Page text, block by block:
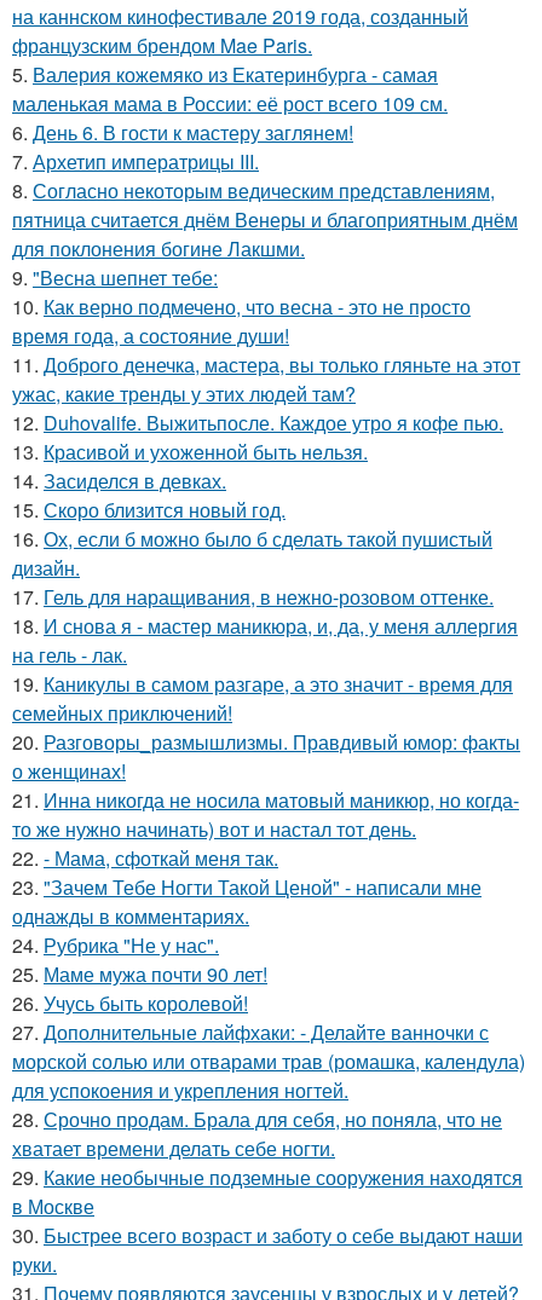
на каннском кинофестивале 2019 года, созданный
французским брендом Mae Paris.
5. Валерия кожемяко из Екатеринбурга - самая
маленькая мама в России: её рост всего 109 см.
6. День 6. В гости к мастеру заглянем!
7. Архетип императрицы III.
8. Согласно некоторым ведическим представлениям,
пятница считается днём Венеры и благоприятным днём
для поклонения богине Лакшми.
9. "Весна шепнет тебе:
10. Как верно подмечено, что весна - это не просто
время года, а состояние души!
11. Доброго денечка, мастера, вы только гляньте на этот
ужас, какие тренды у этих людей там?
12. Duhovalife. Выжитьпосле. Каждое утро я кофе пью.
13. Красивой и ухожeнной быть нeльзя.
14. Засиделся в девках.
15. Скоро близится новый год.
16. Ох, если б можно было б сделать такой пушистый
дизайн.
17. Гель для наращивания, в нежно-розовом оттенке.
18. И снова я - мастер маникюра, и, да, у меня аллергия
на гель - лак.
19. Каникулы в самом разгаре, а это значит - время для
семейных приключений!
20. Разговоры_размышлизмы. Правдивый юмор: факты
о женщинах!
21. Инна никогда не носила матовый маникюр, но когда-
то же нужно начинать) вот и настал тот день.
22. - Мама, сфоткай меня так.
23. "Зачем Тебе Ногти Такой Ценой" - написали мне
однажды в комментариях.
24. Рубрика "Не у нас".
25. Маме мужа почти 90 лет!
26. Учусь быть королевой!
27. Дополнительные лайфхаки: - Делайте ванночки с
морской солью или отварами трав (ромашка, календула)
для успокоения и укрепления ногтей.
28. Срочно продам. Брала для себя, но поняла, что не
хватает времени делать себе ногти.
29. Какие необычные подземные сооружения находятся
в Москве
30. Быстрее всего возраст и заботу о себе выдают наши
руки.
31. Почему появляются заусенцы у взрослых и у детей?